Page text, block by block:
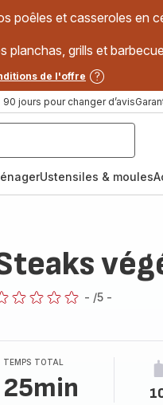
poêles et casseroles en
planchas, grills et
de l'offre
90 jours pour changer d’avis
Ustensiles & moules
- /5 -
TEMPS TOTAL
25min